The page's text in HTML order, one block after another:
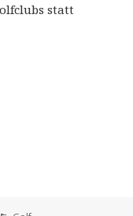
statt